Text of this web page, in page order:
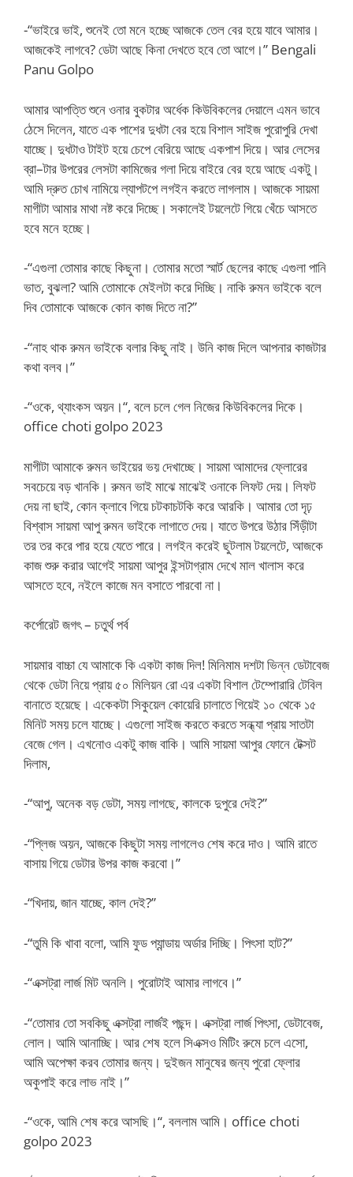
-“ভাইরে ভাই, শুনেই তো মনে হচ্ছে আজকে তেল বের হয়ে যাবে আমার।
আজকেই লাগবে? ডেটা আছে কিনা দেখতে হবে তো আগে।” Bengali
Panu Golpo
আমার আপত্তি শুনে ওনার বুকটার অর্ধেক কিউবিকলের দেয়ালে এমন ভাবে
ঠেসে দিলেন, যাতে এক পাশের দুধটা বের হয়ে বিশাল সাইজ পুরোপুরি দেখা
যাচ্ছে। দুধটাও টাইট হয়ে চেপে বেরিয়ে আছে একপাশ দিয়ে। আর লেসের
ব্রা–টার উপরের লেসটা কামিজের গলা দিয়ে বাইরে বের হয়ে আছে একটু।
আমি দ্রুত চোখ নামিয়ে ল্যাপটপে লগইন করতে লাগলাম। আজকে সায়মা
মাগীটা আমার মাথা নষ্ট করে দিচ্ছে। সকালেই টয়লেটে গিয়ে খেঁচে আসতে
হবে মনে হচ্ছে।
-“এগুলা তোমার কাছে কিছুনা। তোমার মতো স্মার্ট ছেলের কাছে এগুলা পানি
ভাত, বুঝলা? আমি তোমাকে মেইলটা করে দিচ্ছি। নাকি রুমন ভাইকে বলে
দিব তোমাকে আজকে কোন কাজ দিতে না?”
-“নাহ থাক রুমন ভাইকে বলার কিছু নাই। উনি কাজ দিলে আপনার কাজটার
কথা বলব।”
-“ওকে, থ্যাংকস অয়ন।“, বলে চলে গেল নিজের কিউবিকলের দিকে।
office choti golpo 2023
মাগীটা আমাকে রুমন ভাইয়ের ভয় দেখাচ্ছে। সায়মা আমাদের ফ্লোরের
সবচেয়ে বড় খানকি। রুমন ভাই মাঝে মাঝেই ওনাকে লিফট দেয়। লিফট
দেয় না ছাই, কোন ক্লাবে গিয়ে চটকাচটকি করে আরকি। আমার তো দৃঢ়
বিশ্বাস সায়মা আপু রুমন ভাইকে লাগাতে দেয়। যাতে উপরে উঠার সিঁড়ীটা
তর তর করে পার হয়ে যেতে পারে। লগইন করেই ছুটলাম টয়লেটে, আজকে
কাজ শুরু করার আগেই সায়মা আপুর ইন্সটাগ্রাম দেখে মাল খালাস করে
আসতে হবে, নইলে কাজে মন বসাতে পারবো না।
কর্পোরেট জগৎ – চতুর্থ পর্ব
সায়মার বাচ্চা যে আমাকে কি একটা কাজ দিল! মিনিমাম দশটা ভিন্ন ডেটাবেজ
থেকে ডেটা নিয়ে প্রায় ৫০ মিলিয়ন রো এর একটা বিশাল টেম্পোরারি টেবিল
বানাতে হয়েছে। একেকটা সিকুয়েল কোয়েরি চালাতে গিয়েই ১০ থেকে ১৫
মিনিট সময় চলে যাচ্ছে। এগুলো সাইজ করতে করতে সন্ধ্যা প্রায় সাতটা
বেজে গেল। এখনোও একটু কাজ বাকি। আমি সায়মা আপুর ফোনে টেক্সট
দিলাম,
-“আপু, অনেক বড় ডেটা, সময় লাগছে, কালকে দুপুরে দেই?”
-“প্লিজ অয়ন, আজকে কিছুটা সময় লাগলেও শেষ করে দাও। আমি রাতে
বাসায় গিয়ে ডেটার উপর কাজ করবো।”
-“খিদায়, জান যাচ্ছে, কাল দেই?”
-“তুমি কি খাবা বলো, আমি ফুড প্যান্ডায় অর্ডার দিচ্ছি। পিৎসা হাট?”
-“এক্সট্রা লার্জ মিট অনলি। পুরোটাই আমার লাগবে।”
-“তোমার তো সবকিছু এক্সট্রা লার্জই পছন্দ। এক্সট্রা লার্জ পিৎসা, ডেটাবেজ,
লোল। আমি আনাচ্ছি। আর শেষ হলে সিএক্সও মিটিং রুমে চলে এসো,
আমি অপেক্ষা করব তোমার জন্য। দুইজন মানুষের জন্য পুরো ফ্লোর
অকুপাই করে লাভ নাই।”
-“ওকে, আমি শেষ করে আসছি।“, বললাম আমি। office choti
golpo 2023